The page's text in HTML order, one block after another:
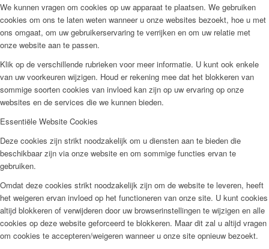
We kunnen vragen om cookies op uw apparaat te plaatsen. We gebruiken
cookies om ons te laten weten wanneer u onze websites bezoekt, hoe u met
ons omgaat, om uw gebruikerservaring te verrijken en om uw relatie met
onze website aan te passen.
Klik op de verschillende rubrieken voor meer informatie. U kunt ook enkele
van uw voorkeuren wijzigen. Houd er rekening mee dat het blokkeren van
sommige soorten cookies van invloed kan zijn op uw ervaring op onze
websites en de services die we kunnen bieden.
Essentiële Website Cookies
Deze cookies zijn strikt noodzakelijk om u diensten aan te bieden die
beschikbaar zijn via onze website en om sommige functies ervan te
gebruiken.
Omdat deze cookies strikt noodzakelijk zijn om de website te leveren, heeft
het weigeren ervan invloed op het functioneren van onze site. U kunt cookies
altijd blokkeren of verwijderen door uw browserinstellingen te wijzigen en alle
cookies op deze website geforceerd te blokkeren. Maar dit zal u altijd vragen
om cookies te accepteren/weigeren wanneer u onze site opnieuw bezoekt.